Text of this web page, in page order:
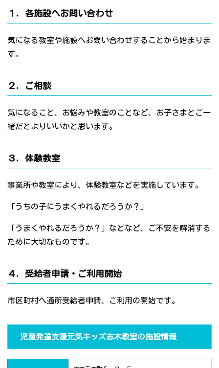
１．各施設へお問い合わせ
気になる教室や施設へお問い合わせすることから始まりま
す。
２．ご相談
気になること、お悩みや教室のことなど、お子さまとご一
緒だとよりいいかと思います。
３．体験教室
事業所や教室により、体験教室などを実施しています。
「うちの子にうまくやれるだろうか？」
「うまくやれるだろうか？」などなど、ご不安を解消する
ために大切なものです。
４．受給者申請・ご利用開始
市区町村へ通所受給者申請、ご利用の開始です。
児童発達支援元気キッズ志木教室の施設情報